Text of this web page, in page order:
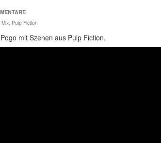
Mix, Pulp Fiction
mit Szenen aus Pulp Fiction.